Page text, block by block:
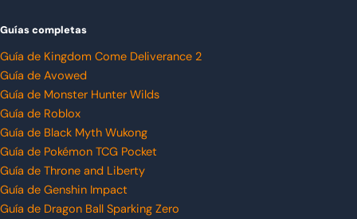
Guías completas
Guía de Kingdom Come Deliverance 2
Guía de Avowed
Guía de Monster Hunter Wilds
Guía de Roblox
Guía de Black Myth Wukong
Guía de Pokémon TCG Pocket
Guía de Throne and Liberty
Guía de Genshin Impact
Guía de Dragon Ball Sparking Zero